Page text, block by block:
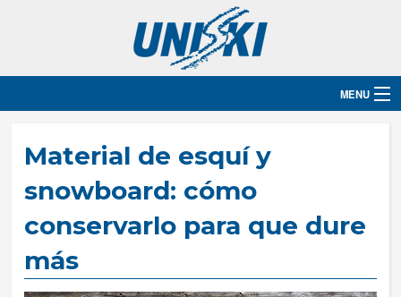
MENU
Hoteles
Grupos
Material de esquí y
snowboard: cómo
conservarlo para que dure
más